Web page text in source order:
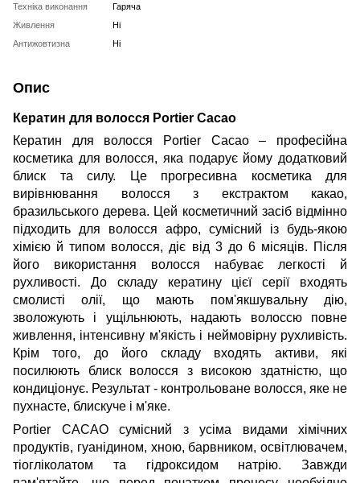
Техніка виконання
Гаряча
Живлення
Ні
Антижовтизна
Ні
Опис
Кератин для волосся Portier Cacao
Кератин для волосся Portier Cacao – професійна
косметика для волосся, яка подарує йому додатковий
блиск та силу. Це прогресивна косметика для
вирівнювання волосся з екстрактом какао,
бразильського дерева. Цей косметичний засіб відмінно
підходить для волосся афро, сумісний із будь-якою
хімією й типом волосся, діє від 3 до 6 місяців. Після
його використання волосся набуває легкості й
рухливості. До складу кератину цієї серії входять
смолисті олії, що мають пом'якшувальну дію,
зволожують і ущільнюють, надають волоссю повне
живлення, інтенсивну м'якість і неймовірну рухливість.
Крім того, до його складу входять активи, які
посилюють блиск волосся з високою здатністю, що
кондиціонує. Результат - контрольоване волосся, яке не
пухнасте, блискуче і м'яке.
Portier CACAO сумісний з усіма видами хімічних
продуктів, гуанідином, хною, барвником, освітлювачем,
тіогліколатом та гідроксидом натрію. Завжди